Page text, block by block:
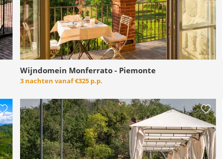
Wijndomein Monferrato - Piemonte
3 nachten vanaf€325 p.p.